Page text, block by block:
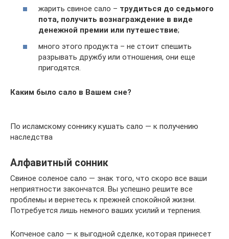
жарить свиное сало – трудиться до седьмого
пота, получить вознаграждение в виде
денежной премии или путешествие;
много этого продукта – не стоит спешить
разрывать дружбу или отношения, они еще
пригодятся.
Каким было сало в Вашем сне?
По исламскому соннику кушать сало — к получению
наследства
Алфавитный сонник
Свиное соленое сало — знак того, что скоро все ваши
неприятности закончатся. Вы успешно решите все
проблемы и вернетесь к прежней спокойной жизни.
Потребуется лишь немного ваших усилий и терпения.
Копченое сало — к выгодной сделке, которая принесет